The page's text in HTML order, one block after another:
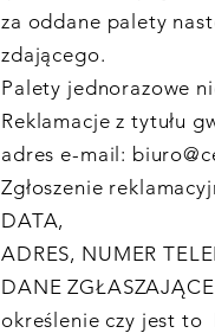
za oddane palety
zdającego.
Palety jednorazowe
Reklamacje z tytułu
adres e-mail:
Zgłoszenie
DATA,
ADRES, NUMER
DANE
określenie czy jest to